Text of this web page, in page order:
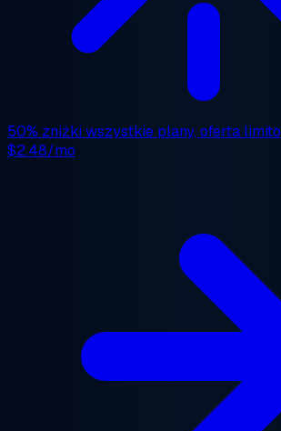
50% zniżki wszystkie plany, oferta
$2.48/mo